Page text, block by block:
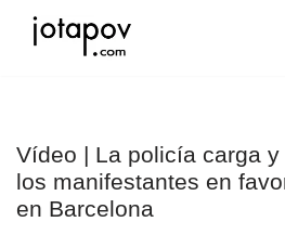
Vídeo | La policía carga
los manifestantes en
en Barcelona